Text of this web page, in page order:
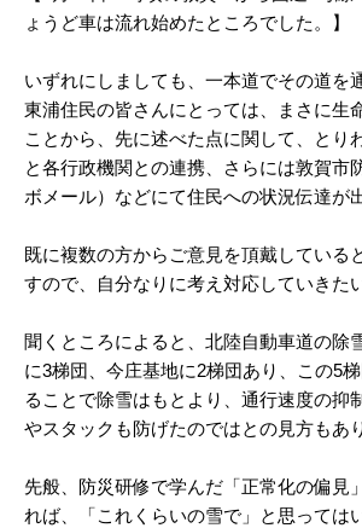
ょうど車は流れ始めたところでした。】
いずれにしましても、一本道でその道を
東浦住民の皆さんにとっては、まさに生
ことから、先に述べた点に関して、とり
と各行政機関との連携、さらには敦賀市
ボメール）などにて住民への状況伝達が
既に複数の方からご意見を頂戴している
すので、自分なりに考え対応していきた
聞くところによると、北陸自動車道の除
に3梯団、今庄基地に2梯団あり、この5
ることで除雪はもとより、通行速度の抑
やスタックも防げたのではとの見方もあ
先般、防災研修で学んだ「正常化の偏見
れば、「これくらいの雪で」と思っては